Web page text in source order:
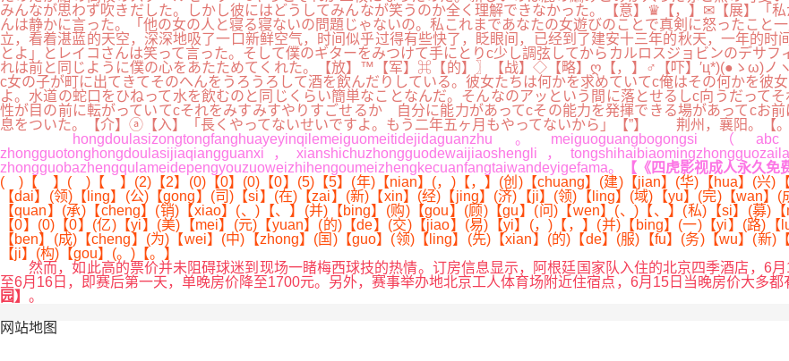
みんなが思わず吹きだした。しかし彼にはどうしてみんなが笑うのか全く理解できなかった。【意】♛【，】✉【展】「
んは静かに言った。「他の女の人と寝る寝ないの問題じゃないの。私これまであなたの女遊びのことで真剣に怒ったこ
立，看着湛蓝的天空，深深地吸了一口新鲜空气，时间似乎过得有些快了，眨眼间，已经到了建安十三年的秋天，一年的
とよ」とレイコさんは笑って言った。そして僕のギターをみつけて手にとりc少し調弦してからカルロスジョビンのデサ
れは前と同じように僕の心をあたためてくれた。【放】™【军】⌘【的】〗【战】◇【略】ღ【，】♂【吓】′ц*)(●
c女の子が町に出てきてそのへんをうろうろして酒を飲んだりしている。彼女たちは何かを求めていてc俺はその何かを彼
よ。水道の蛇口をひねって水を飲むのと同じくらい簡単なことなんだ。そんなのアッという間に落とせるしc向うだって
性が目の前に転がっていてcそれをみすみすやりすごせるか 自分に能力があってcその能力を発揮できる場があってcお
息をついた。【介】ⓐ【入】「長くやってないせいですよ。もう二年五ヶ月もやってないから」【”】 荆州，襄阳。【。
hongdoulasizongtongfanghuayeyinqilemeiguomeitidejidaguanzhu。meiguoguangbogongsi（
zhongguotonghongdoulasijiaqiangguanxi，xianshichuzhongguodewaijiaoshengli，
zhongguobazhengqulameidepengyouzuoweizhihengoumeizhengkecuanfangtaiwandeyigefama。
【《四虎影视成人永久免
( )【 】( )【 】(2)【2】(0)【0】(0)【0】(5)【5】(年)【nian】(，)【，】(创)【chuang】(建)【jian】(华)【hua】(兴)
【dai】(领)【ling】(公)【gong】(司)【si】(在)【zai】(新)【xin】(经)【jing】(济)【ji】(领)【ling】(域)【yu】(完)【wan
【quan】(承)【cheng】(销)【xiao】(、)【、】(并)【bing】(购)【gou】(顾)【gu】(问)【wen】(、)【、】(私)【si】(募)
【0】(0)【0】(亿)【yi】(美)【mei】(元)【yuan】(的)【de】(交)【jiao】(易)【yi】(，)【，】(并)【bing】(一)【yi】(路)
【ben】(成)【cheng】(为)【wei】(中)【zhong】(国)【guo】(领)【ling】(先)【xian】(的)【de】(服)【fu】(务)【wu】(新
【ji】(构)【gou】(。)【。】
然而，如此高的票价并未阻碍球迷到现场一睹梅西球技的热情。订房信息显示，阿根廷国家队入住的北京四季酒店，6
至6月16日，即赛后第一天，单晚房价降至1700元。另外，赛事举办地北京工人体育场附近住宿点，6月15日当晚房价大多都
园】 。
网站地图